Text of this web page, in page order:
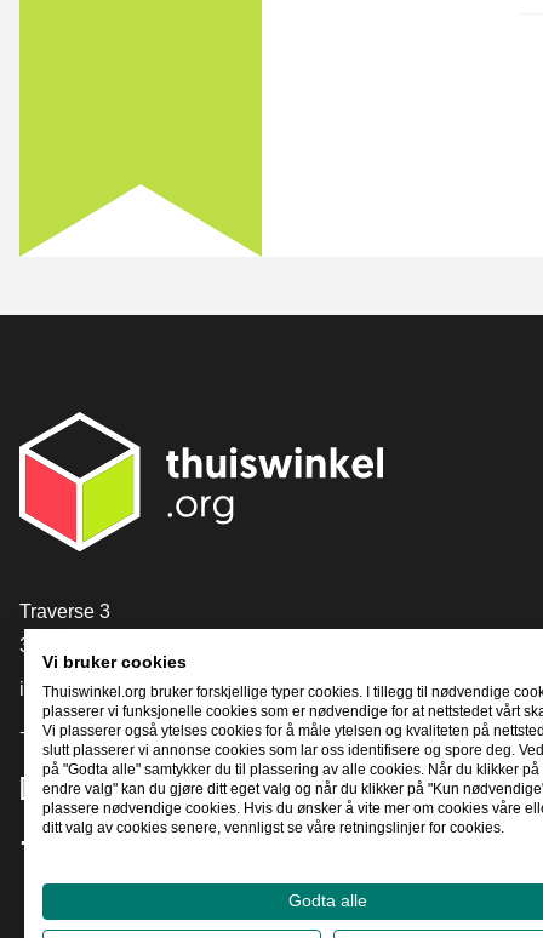
[_General:Contact]
Traverse 3
3905 NL Veenendaal
info@thuiswinkel.org
+31 (0)318 64 85 75
[_General:SocialMediaTitle]
Vi bruker cookies
Thuiswinkel.org bruker forskjellige typer cookies. I tillegg til nødvendige
plasserer vi funksjonelle cookies som er nødvendige for at nettstedet vårt
Vi plasserer også ytelses cookies for å måle ytelsen og kvaliteten på
slutt plasserer vi annonse cookies som lar oss identifisere og spore deg.
på "Godta alle" samtykker du til plassering av alle cookies. Når du klikker på
endre valg" kan du gjøre ditt eget valg og når du klikker på "Kun
plassere nødvendige cookies. Hvis du ønsker å vite mer om cookies våre
ditt valg av cookies senere, vennligst se våre retningslinjer for cookies.
Godta alle